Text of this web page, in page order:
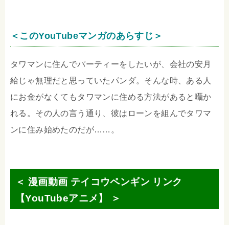
＜このYouTubeマンガのあらすじ＞
タワマンに住んでパーティーをしたいが、会社の安月
給じゃ無理だと思っていたパンダ。そんな時、ある人
にお金がなくてもタワマンに住める方法があると囁か
れる。その人の言う通り、彼はローンを組んでタワマ
ンに住み始めたのだが……。
＜ 漫画動画 テイコウペンギン リンク
【YouTubeアニメ】 ＞